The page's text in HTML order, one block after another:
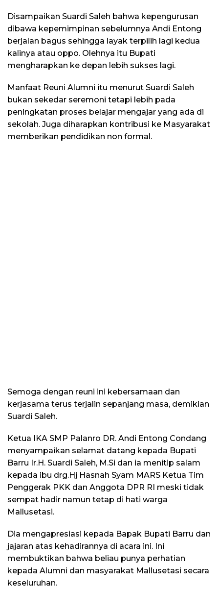
Disampaikan Suardi Saleh bahwa kepengurusan
dibawa kepemimpinan sebelumnya Andi Entong
berjalan bagus sehingga layak terpilih lagi kedua
kalinya atau oppo. Olehnya itu Bupati
mengharapkan ke depan lebih sukses lagi.
Manfaat Reuni Alumni itu menurut Suardi Saleh
bukan sekedar seremoni tetapi lebih pada
peningkatan proses belajar mengajar yang ada di
sekolah. Juga diharapkan kontribusi ke Masyarakat
memberikan pendidikan non formal.
Semoga dengan reuni ini kebersamaan dan
kerjasama terus terjalin sepanjang masa, demikian
Suardi Saleh.
Ketua IKA SMP Palanro DR. Andi Entong Condang
menyampaikan selamat datang kepada Bupati
Barru Ir.H. Suardi Saleh, M.Si dan ia menitip salam
kepada ibu drg.Hj Hasnah Syam MARS Ketua Tim
Penggerak PKK dan Anggota DPR RI meski tidak
sempat hadir namun tetap di hati warga
Mallusetasi.
Dia mengapresiasi kepada Bapak Bupati Barru dan
jajaran atas kehadirannya di acara ini. Ini
membuktikan bahwa beliau punya perhatian
kepada Alumni dan masyarakat Mallusetasi secara
keseluruhan.